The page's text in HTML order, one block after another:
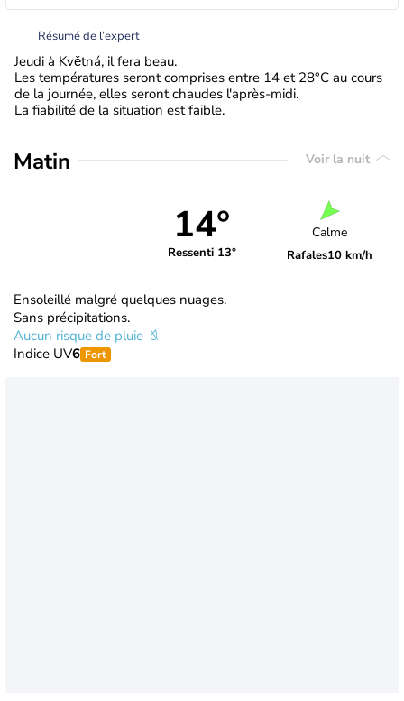
Résumé de l’expert
Jeudi à Květná, il fera beau.
Les températures seront comprises entre 14 et 28°C au cours
de la journée, elles seront chaudes l'après-midi.
La fiabilité de la situation est faible.
Matin Voir la nuit
14°
Ressenti 13°
Calme
Rafales10 km/h
Ensoleillé malgré quelques nuages.
Sans précipitations.
Aucun risque de pluie
Indice UV6 Fort